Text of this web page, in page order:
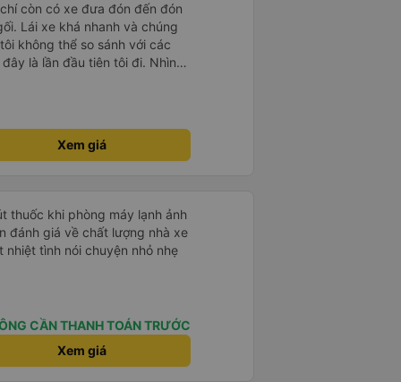
còn có xe đưa đón đến đón
Lái xe khá nhanh và chúng
không thể so sánh với các
là lần đầu tiên tôi đi. Nhìn
Xem giá
thuốc khi phòng máy lạnh ảnh
tình nói chuyện nhỏ nhẹ
CẦN THANH TOÁN TRƯỚC
Xem giá